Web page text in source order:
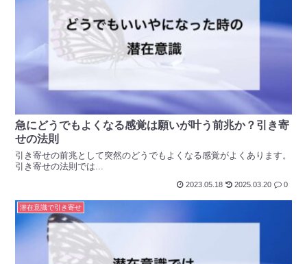
急にどうでもよくなる感覚は願いが叶う前兆か？引き寄
せの法則
引き寄せの前兆として突然のどうでもよくなる感覚がよくあります。
引き寄せの法則では...
2023.05.18 2025.03.20 0
潜在意識で引き寄せ